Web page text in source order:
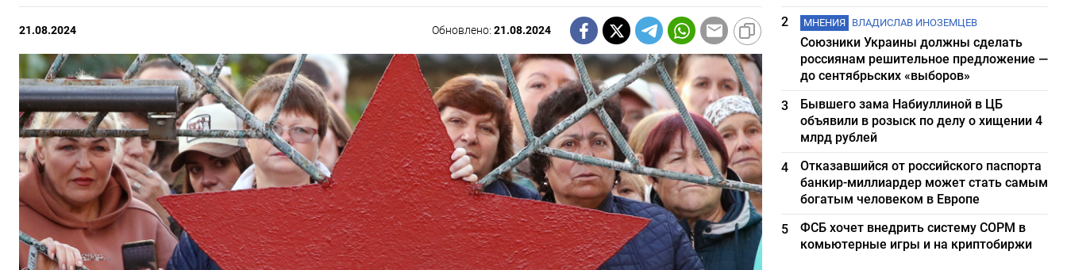
21.08.2024 Обновлено:21.08.2024
2
МНЕНИЯ ВЛАДИСЛАВ ИНОЗЕМЦЕВ
Союзники Украины должны сделать
россиянам решительное предложение —
до сентябрьских «выборов»
3
Бывшего зама Набиуллиной в ЦБ
объявили в розыск по делу о хищении 4
млрд рублей
4
Отказавшийся от российского паспорта
банкир-миллиардер может стать самым
богатым человеком в Европе
5
ФСБ хочет внедрить систему СОРМ в
комьютерные игры и на криптобиржи